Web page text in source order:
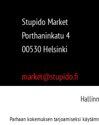
Parhaan kokemuksen tarjoamiseksi
Stupido Market
Porthaninkatu 4
00530 Helsinki
market@stupido.fi
Avoinna: